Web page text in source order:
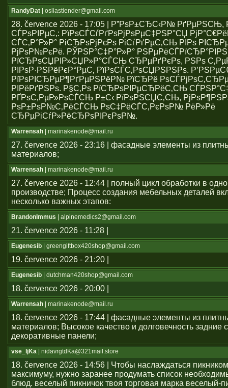
RandyDat | osliastiender@gmail.com
28. července 2026 - 17:05 | Р”РѕР±СЂС‹Р№
СЃРѕРІРµС‚: РїРѕСЃСѓРґРѕРјРѕРµС‡РЅР°СЏ
СЃС‚Р°Р»Р° РіСЂРѕРјРєРѕ РіСѓРґРµС‚СЊ РІРѕ
РјРѕР№РєРё. РЎРЅР°С‡Р°Р»Р°
РїСЂРѕСЏРІР»СЏР»Р°СЃСЊ СЂРµРґРєРѕ, РЅРѕ
РІРѕР·РЅРёРєР°РµС‚ РїРѕСЃС‚РѕСЏРЅРЅРѕ.
РїРѕРІСЂРµР¶РґРµРЅРёР№ РїСЂРё
РІРёРґРЅРѕ. Р§С‚Рѕ РїСЂРѕРІРµСЂРёС‚СЊ
РҐРѕС‚РµР»РѕСЃСЊ Р±С‹ РїРѕРЅСЏС‚СЊ,
РѕР±РѕР№С‚РёСЃСЊ РѕС‡РёСЃС‚РєРѕР№ РёР»Рё
СЂРµРіСѓР»РёСЂРѕРІРєРѕР№.
Warrensah | marinakenode@mail.ru
27. července 2026 - 23:16 | фасадные элементы из
материалов;
Warrensah | marinakenode@mail.ru
27. července 2026 - 12:44 | полный цикл обработки в
производстве; Процесс создания мебельных деталей
несколько важных этапов:
BrandonImmus | alpinemedics2@gmail.com
21. července 2026 - 11:28 |
Eugenesib | greengiftbox420shop@gmail.com
19. července 2026 - 21:20 |
Eugenesib | dutchman420shop@gmail.com
18. července 2026 - 20:00 |
Warrensah | marinakenode@mail.ru
18. července 2026 - 17:44 | фасадные элементы из
материалов; Высокое качество и долговечность задние
декоративные панели;
vse_ljKa | nidavrgtdKa@321mail.store
18. července 2026 - 14:56 | Чтобы наслаждаться
максимуму, нужно заранее продумать список
блюд. веселый пикничок твоя торговая марка веселый-